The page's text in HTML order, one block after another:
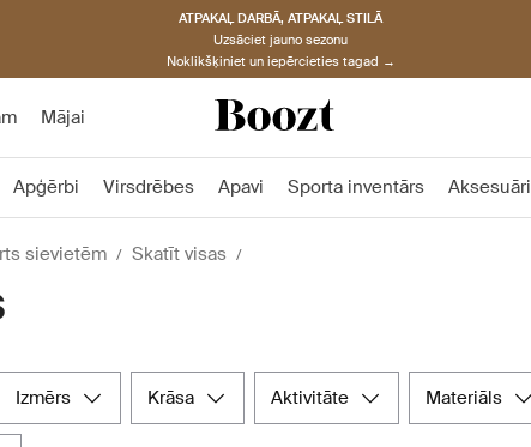
ATPAKAĻ DARBĀ, ATPAKAĻ STILĀ
Uzsāciet jauno sezonu
Noklikšķiniet un iepērcieties tagad →
Mājai
Apģērbi Virsdrēbes Apavi Sporta inventārs Aksesuāri
sievietēm Skatīt visas
izmērs krāsa aktivitāte materiāls